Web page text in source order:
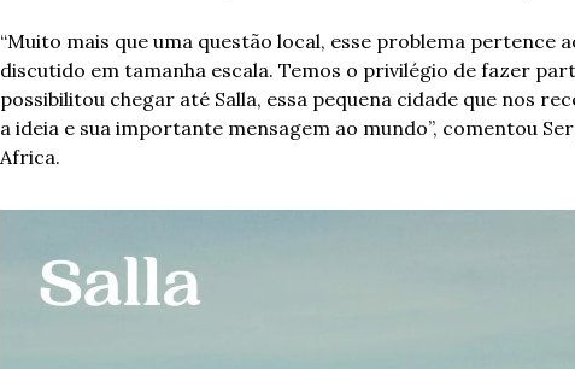
“Muito mais que uma questão local, esse problema pertence
discutido em tamanha escala. Temos o privilégio de fazer
possibilitou chegar até Salla, essa pequena cidade que nos
a ideia e sua importante mensagem ao mundo”, comentou
Africa.